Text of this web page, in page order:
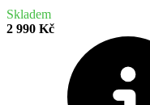
Skladem
2 990 Kč